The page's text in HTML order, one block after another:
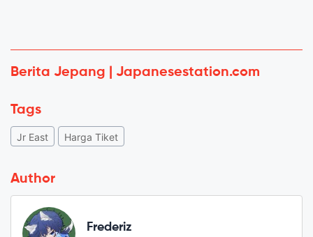
Berita Jepang | Japanesestation.com
Tags
Jr East Harga Tiket
Author
Frederiz